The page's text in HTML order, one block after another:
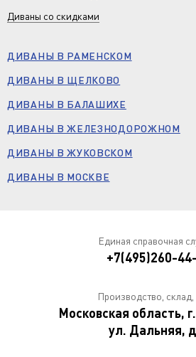
Диваны со скидками
ДИВАНЫ В РАМЕНСКОМ
ДИВАНЫ В ЩЕЛКОВО
ДИВАНЫ В БАЛАШИХЕ
ДИВАНЫ В ЖЕЛЕЗНОДОРОЖНОМ
ДИВАНЫ В ЖУКОВСКОМ
ДИВАНЫ В МОСКВЕ
Единая справочная
+7(495)260-
Производство,
Московская область,
ул. Дальняя,